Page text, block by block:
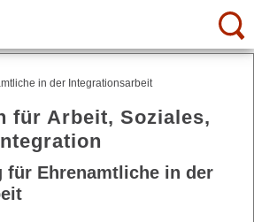
in der Integrationsarbeit
für Arbeit, Soziales,
für Ehrenamtliche in der